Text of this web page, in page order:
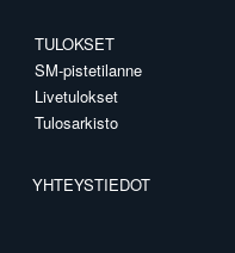
TULOKSET
SM-pistetilanne
Livetulokset
Tulosarkisto
YHTEYSTIEDOT